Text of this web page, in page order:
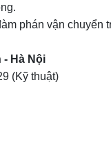
phán vận chuyển
- Hà Nội
(Kỹ thuật)